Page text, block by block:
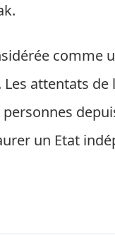
comme
attentats
personnes
un Etat